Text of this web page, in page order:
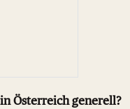
Österreich generell?